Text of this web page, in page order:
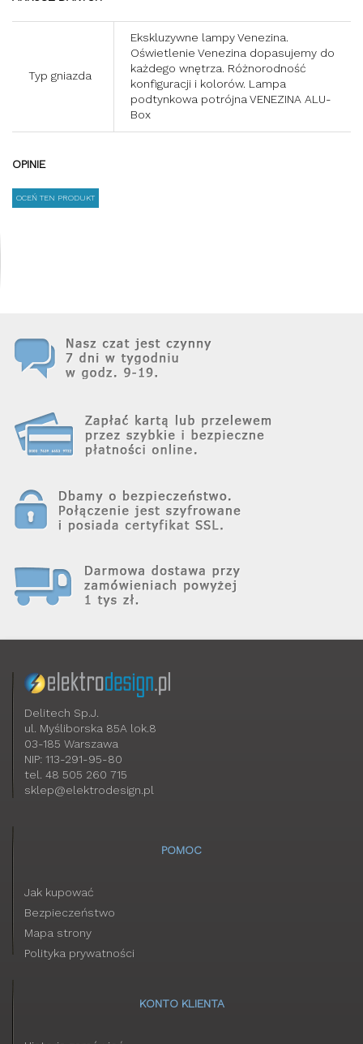
Typ gniazda
Ekskluzywne lampy Venezina.
Oświetlenie Venezina dopasujemy do
każdego wnętrza. Różnorodność
konfiguracji i kolorów. Lampa
podtynkowa potrójna VENEZINA ALU-
Box
OPINIE
OCEŃ TEN PRODUKT
Delitech Sp.J.
ul. Myśliborska 85A lok.8
03-185 Warszawa
NIP: 113-291-95-80
tel. 48 505 260 715
sklep@elektrodesign.pl
POMOC
Jak kupować
Bezpieczeństwo
Mapa strony
Polityka prywatności
KONTO KLIENTA